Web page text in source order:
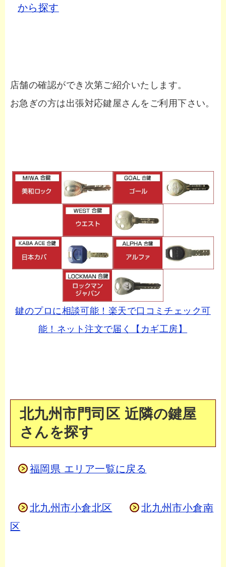
から探す
店舗の確認ができ次第ご紹介いたします。
お急ぎの方は出張対応鍵屋さんをご利用下さい。
鍵のプロに相談可能！楽天で口コミチェック可
能！ネット注文で届く【カギ工房】
北九州市門司区 近隣の鍵屋
さんを探す
福岡県 エリア一覧に戻る
北九州市小倉北区
北九州市小倉南
区